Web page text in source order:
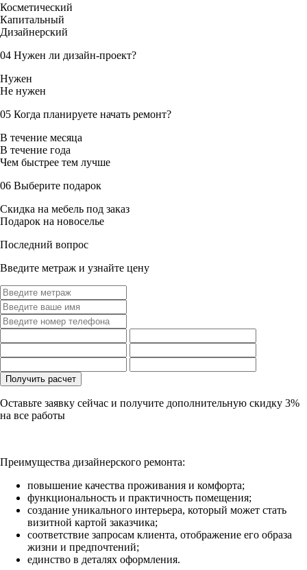
Косметический
Капитальный
Дизайнерский
04 Нужен ли дизайн-проект?
Нужен
Не нужен
05 Когда планируете начать ремонт?
В течение месяца
В течение года
Чем быстрее тем лучше
06 Выберите подарок
Скидка на мебель под заказ
Подарок на новоселье
Последний вопрос
Введите метраж и узнайте цену
Оставьте заявку сейчас и получите дополнительную скидку 3%
на все работы
Преимущества дизайнерского ремонта:
повышение качества проживания и комфорта;
функциональность и практичность помещения;
создание уникального интерьера, который может стать
визитной картой заказчика;
соответствие запросам клиента, отображение его образа
жизни и предпочтений;
единство в деталях оформления.